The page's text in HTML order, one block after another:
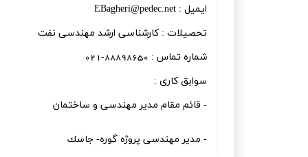
ایمیل : EBagheri@pedec.net
تحصیلات : کارشناسی ارشد مهندسی نفت
شماره تماس : 88898650-021
سوابق کاری :
- قائم مقام مدیر مهندسی و ساختمان
- مدير مهندسي پروژه گوره- جاسك